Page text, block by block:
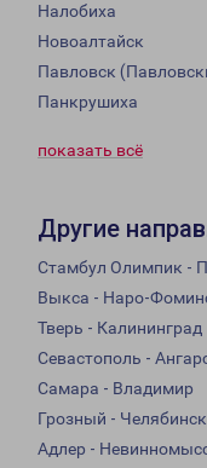
Налобиха
Новоалтайск
Павловск
Панкрушиха
показать всё
Другие
Стамбул Олимпик -
Выкса - Наро-
Тверь - Калининград
Севастополь -
Самара - Владимир
Грозный - Челябинск
Адлер -